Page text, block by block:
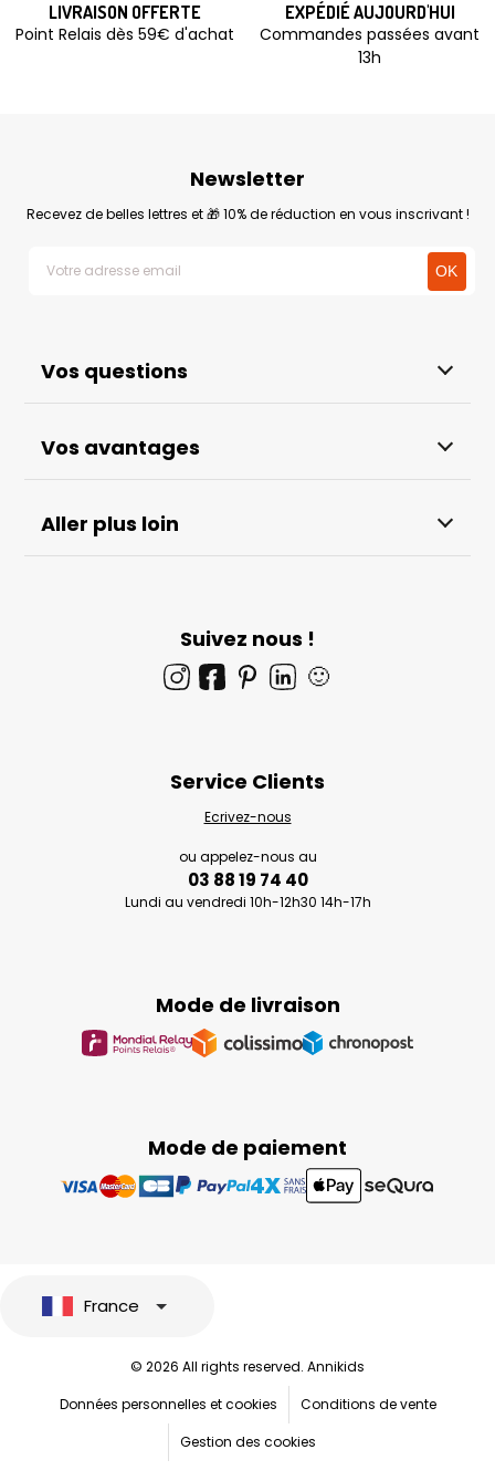
LIVRAISON OFFERTE
Point Relais dès 59€ d'achat
EXPÉDIÉ AUJOURD'HUI
Commandes passées avant
13h
Vos questions
Vos avantages
Aller plus loin
Newsletter
Recevez de belles lettres et 🎁 10% de réduction en vous inscrivant !
Suivez nous !
🙂
Mode de paiement
Mode de livraison
Service Clients
Ecrivez-nous
ou appelez-nous au
03 88 19 74 40
Lundi au vendredi 10h-12h30 14h-17h
France
© 2026 All rights reserved. Annikids
Données personnelles et cookies
Conditions de vente
Gestion des cookies